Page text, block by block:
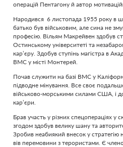
операцій Пентагону й автор
Народився 6 листопада 1955 року в
батько був військовим, але сина не
професію. Вільям Макрейвен здобув
Остинському університеті та
кар’єру. Здобув ступінь магістра в
ВМС у місті Монтерей.
Почав служити на базі ВМС у
підводне мінування. Все своє
військово-морськими силами США, і
кар’єри.
Брав участь у різних спецопераціях у
згодом здобув велику шану та
Зробив неабиякий внесок у
вів перемовини з терористами. Є